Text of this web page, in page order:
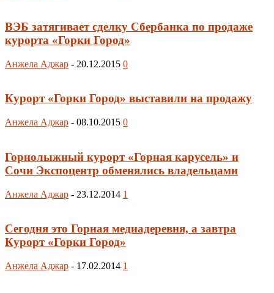
ВЭБ затягивает сделку Сбербанка по продаже
курорта «Горки Город»
Анжела Аджар - 20.12.2015 0
Курорт «Горки Город» выставили на продажу
Анжела Аджар - 08.10.2015 0
Горнолыжный курорт «Горная карусель» и
Сочи Экспоцентр обменялись владельцами
Анжела Аджар - 23.12.2014 1
Сегодня это Горная медиадеревня, а завтра
Курорт «Горки Город»
Анжела Аджар - 17.02.2014 1